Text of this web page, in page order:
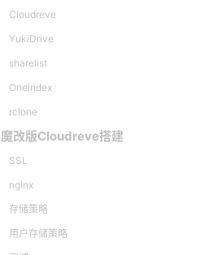
Cloudreve
YukiDrive
sharelist
Oneindex
rclone
魔改版Cloudreve搭建
SSL
nginx
存储策略
用户存储策略